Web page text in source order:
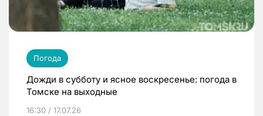
Погода
Дожди в субботу и ясное воскресенье: погода в
Томске на выходные
16:30 / 17.07.26